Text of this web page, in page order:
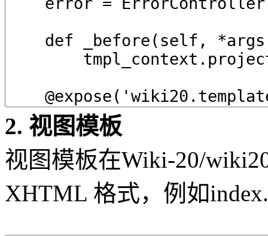
2. 视图模板
视图模板在Wiki-20/
XHTML 格式，例如